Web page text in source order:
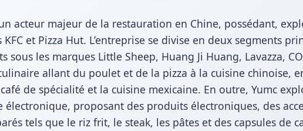
acteur majeur de la restauration en Chine, possédant,
KFC et Pizza Hut. L’entreprise se divise en deux segments
sous les marques Little Sheep, Huang Ji Huang, Lavazza,
allant du poulet et de la pizza à la cuisine chinoise,
de spécialité et la cuisine mexicaine. En outre, Yumc
électronique, proposant des produits électroniques, des
tels que le riz frit, le steak, les pâtes et des capsules de